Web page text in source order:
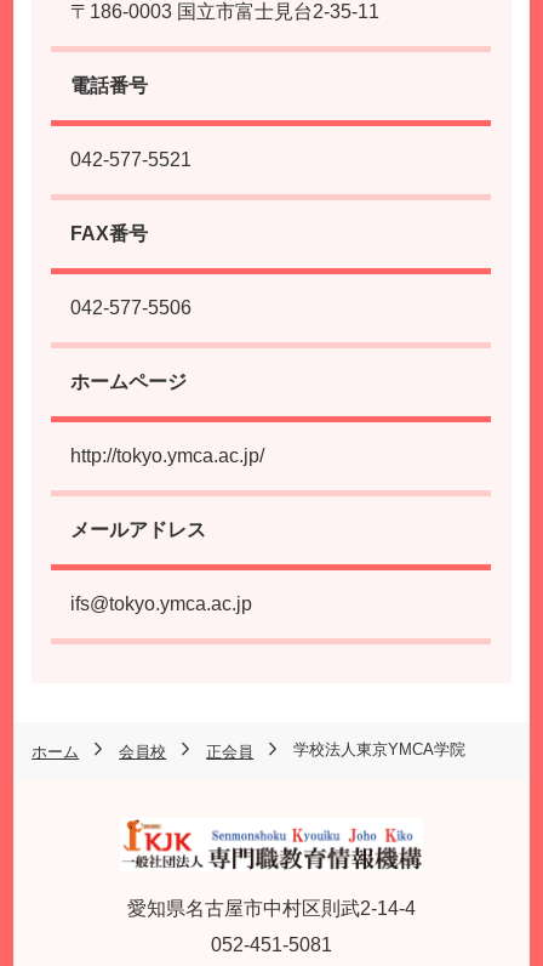
〒186-0003 国立市富士見台2-35-11
電話番号
042-577-5521
FAX番号
042-577-5506
ホームページ
http://tokyo.ymca.ac.jp/
メールアドレス
ifs@tokyo.ymca.ac.jp
ホーム 会員校 正会員 学校法人東京YMCA学院
愛知県名古屋市中村区則武2-14-4
052-451-5081